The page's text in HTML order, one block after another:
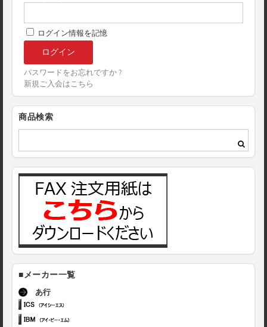
ログイン情報を記憶
パスワードをお忘れですか ?
新規ご入会はこちら
商品検索
■メーカー一覧
あ行